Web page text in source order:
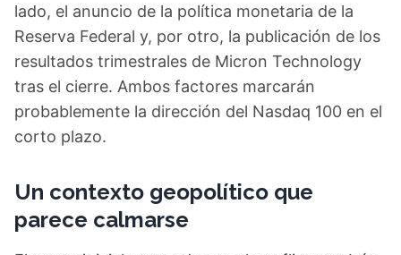
lado, el anuncio de la política monetaria de la
Reserva Federal y, por otro, la publicación de los
resultados trimestrales de Micron Technology
tras el cierre. Ambos factores marcarán
probablemente la dirección del Nasdaq 100 en el
corto plazo.
Un contexto geopolítico que
parece calmarse